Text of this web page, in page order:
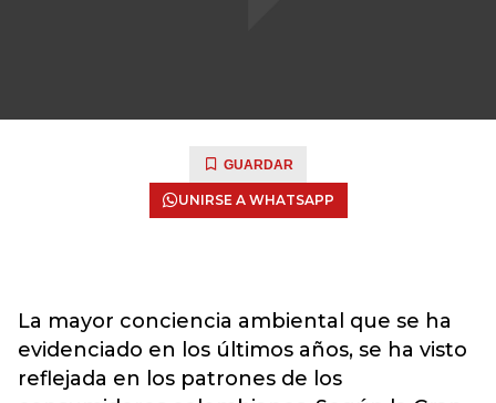
GUARDAR
UNIRSE A WHATSAPP
La mayor conciencia ambiental que se ha
evidenciado en los últimos años, se ha visto
reflejada en los patrones de los